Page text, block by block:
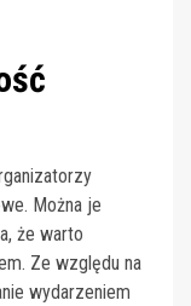
Można je
że warto
Ze względu na
wydarzeniem